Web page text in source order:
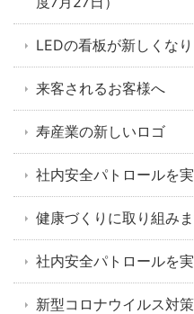
LEDの看板が新しくなり
来客されるお客様へ
寿産業の新しいロゴ
社内安全パトロールを
健康づくりに取り組み
社内安全パトロールを
新型コロナウイルス対